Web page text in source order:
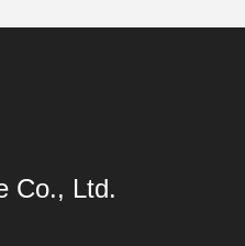
Co., Ltd.